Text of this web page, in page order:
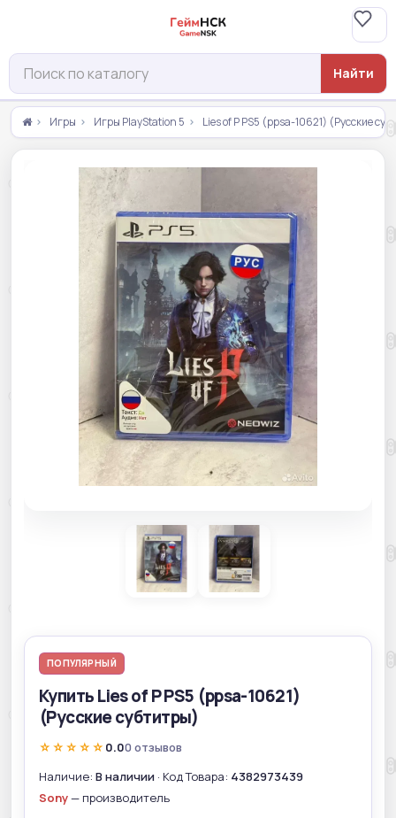
Найти
Игры Игры PlayStation 5 Lies of P PS5 (ppsa-10621) (Русские
ПОПУЛЯРНЫЙ
Купить Lies of P PS5 (ppsa-10621)
(Русские субтитры)
☆☆☆☆☆ 0.00 отзывов
Наличие: В наличии · Код Товара: 4382973439
Sony— производитель